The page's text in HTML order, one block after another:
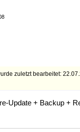
zuletzt bearbeitet:
Update + Backup +